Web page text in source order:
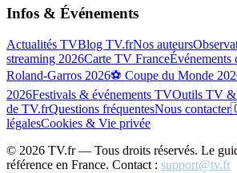
Infos & Événements
Actualités TVBlog TV.frNos auteurs
streaming 2026Carte TV France
Roland-Garros 2026⚽ Coupe du Monde
2026Festivals & événements TVOutils TV &
de TV.frQuestions fréquentesNous contacter
légalesCookies & Vie privée
© 2026 TV.fr — Tous droits réservés. Le
référence en France. Contact : support@tv.fr